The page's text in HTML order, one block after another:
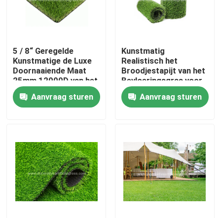
Huis
Producten
Over ons
Kwaliteitscontrole
Neem contact met ons op
5 / 8“ Geregelde
Kunstmatige de Luxe
Doornaaiende Maat
25mm 12000D van het
Grasgras
Aanvraag sturen
Kunstmatig
Realistisch het
Broodjestapijt van het
Bevloeringsgras voor
Tuinbinnenplaats
17000D 2 *
25m/Broodje
Aanvraag sturen